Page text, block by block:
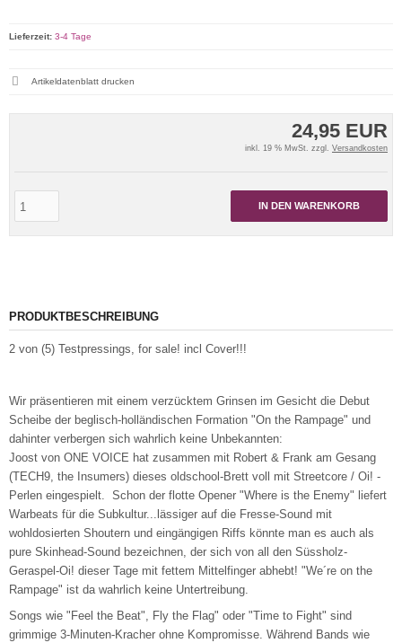
24,95 EUR
inkl. 19 % MwSt. zzgl. Versandkosten
IN DEN WARENKORB
Lieferzeit: 3-4 Tage
Artikeldatenblatt drucken
PRODUKTBESCHREIBUNG
2 von (5) Testpressings, for sale! incl Cover!!!
Wir präsentieren mit einem verzücktem Grinsen im Gesicht die Debut
Scheibe der beglisch-holländischen Formation "On the Rampage" und
dahinter verbergen sich wahrlich keine Unbekannten:
Joost von ONE VOICE hat zusammen mit Robert & Frank am Gesang
(TECH9, the Insumers) dieses oldschool-Brett voll mit Streetcore / Oi! -
Perlen eingespielt. Schon der flotte Opener "Where is the Enemy" liefert
Warbeats für die Subkultur...lässiger auf die Fresse-Sound mit
wohldosierten Shoutern und eingängigen Riffs könnte man es auch als
pure Skinhead-Sound bezeichnen, der sich von all den Süssholz-
Geraspel-Oi! dieser Tage mit fettem Mittelfinger abhebt! "We´re on the
Rampage" ist da wahrlich keine Untertreibung.
Songs wie "Feel the Beat", Fly the Flag" oder "Time to Fight" sind
grimmige 3-Minuten-Kracher ohne Kompromisse. Während Bands wie